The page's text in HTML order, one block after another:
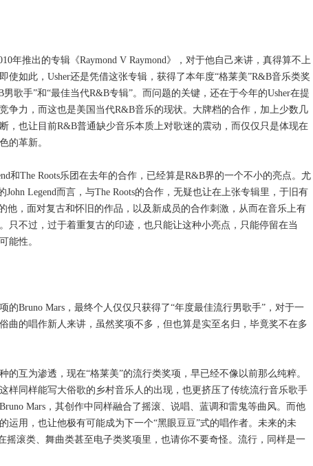
推出的专辑《Raymond V Raymond》，对于他自己来讲，真得算不上
使如此，Usher还是凭借这张专辑，获得了本年度“格莱美”R&B音乐类奖
歌手”和“最佳当代R&B专辑”。而问题的关键，还在于今年的Usher在提
争力，而这也是美国当代R&B音乐的现状。大牌档的合作，加上少数几
，也让目前R&B普通缺少音乐本质上对歌迷的震动，而仅仅只是体现在
的革新。
The Roots乐团在去年的合作，已经算是R&B界的一个不小的亮点。尤
John Legend而言，与The Roots的合作，无疑也让在上张专辑里，于旧有
他，面对复古和怀旧的作品，以及新成员的合作刺激，从而在音乐上有
只不过，过于着重复古的印迹，也只能让这种小亮点，只能停留在当
能性。
Bruno Mars，最终个人仅仅只获得了“年度最佳流行男歌手”，对于一
曲的唱作新人来讲，虽然奖项不多，但也算是实至名归，毕竟奖不在多
互为渗透，现在“格莱美”的流行类奖项，早已经不像以前那么纯粹。
样同样能写大俗歌的乡村音乐人的出现，也更挤压了传统流行音乐歌手
Mars，其创作中同样融合了摇滚、说唱、蓝调和雷鬼等曲风。而他
运用，也让他极有可能成为下一个“黑眼豆豆”式的唱作者。未来的未
摇滚类、舞曲类甚至电子类奖项里，也请你不要奇怪。流行，同样是一